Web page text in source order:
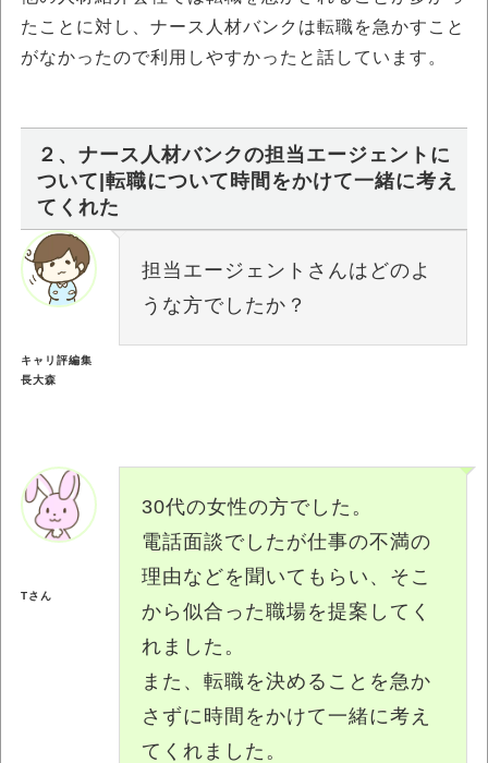
たことに対し、ナース人材バンクは転職を急かすこと
がなかったので利用しやすかったと話しています。
２、ナース人材バンクの担当エージェントに
ついて|転職について時間をかけて一緒に考え
てくれた
キャリ評編集
長大森
担当エージェントさんはどのよ
うな方でしたか？
30代の女性の方でした。
電話面談でしたが仕事の不満の
理由などを聞いてもらい、そこ
から似合った職場を提案してく
れました。
また、転職を決めることを急か
さずに時間をかけて一緒に考え
てくれました。
Tさん